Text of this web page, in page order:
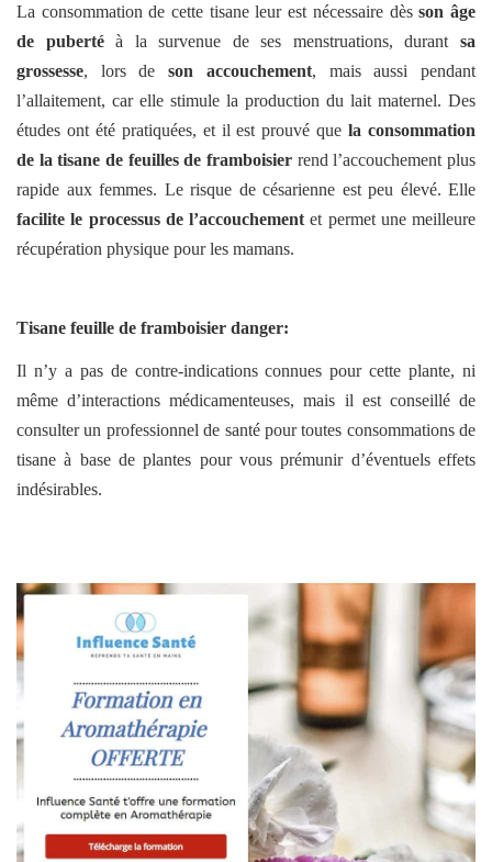
La consommation de cette tisane leur est nécessaire dèsson âge
de pubertéà la survenue de ses menstruations, durantsa
grossesse, lors deson accouchement, mais aussi pendant
l’allaitement, car elle stimule la production du lait maternel. Des
études ont été pratiquées, et il est prouvé quela consommation
de la tisane de feuilles de framboisier rend l’accouchement plus
rapide aux femmes. Le risque de césarienne est peu élevé. Elle
facilite le processus de l’accouchementet permet une meilleure
récupération physique pour les mamans.
Tisane feuille de framboisier danger:
Il n’y a pas de contre-indications connues pour cette plante, ni
même d’interactions médicamenteuses, mais il est conseillé de
consulter un professionnel de santé pour toutes consommations de
tisane à base de plantes pour vous prémunir d’éventuels effets
indésirables.